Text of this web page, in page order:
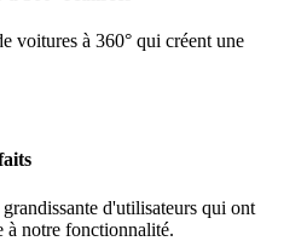
voitures à 360° qui créent une
d'utilisateurs qui ont
à notre fonctionnalité.